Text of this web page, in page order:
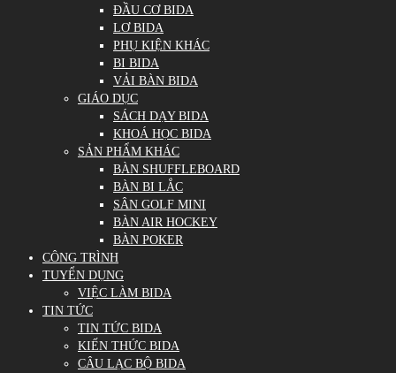
ĐẦU CƠ BIDA
LƠ BIDA
PHỤ KIỆN KHÁC
BI BIDA
VẢI BÀN BIDA
GIÁO DỤC
SÁCH DẠY BIDA
KHOÁ HỌC BIDA
SẢN PHẨM KHÁC
BÀN SHUFFLEBOARD
BÀN BI LẮC
SÂN GOLF MINI
BÀN AIR HOCKEY
BÀN POKER
CÔNG TRÌNH
TUYỂN DỤNG
VIỆC LÀM BIDA
TIN TỨC
TIN TỨC BIDA
KIẾN THỨC BIDA
CÂU LẠC BỘ BIDA